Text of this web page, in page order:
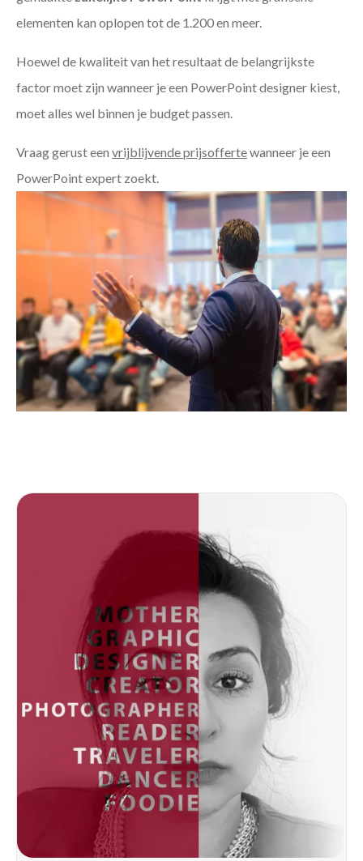
elementen kan oplopen tot de 1.200 en meer.
Hoewel de kwaliteit van het resultaat de belangrijkste
factor moet zijn wanneer je een PowerPoint designer kiest,
moet alles wel binnen je budget passen.
Vraag gerust een vrijblijvende prijsoffertewanneer je een
PowerPoint expert zoekt.